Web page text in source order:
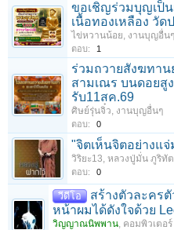
ขอเชิญร่วมบุญเป็น
เนื้อทองเหลือง วัด
ไข่หวานน้อย, งานบุญอื่นๆ
ตอบ: 1
ร่วมถวายสังฆทา
สามเณร บนดอยสู
รับ11สค.69
ศิษย์รุ่นจิ๋ว, งานบุญอื่นๆ
ตอบ: 0
"จิตเห็นจิตอย่างแ
วิริยะ13, หลวงปู่มั่น ภูริทั
ตอบ: 0
วีดีโอ
สร้างตัวละครตั
หน้าผมได้ดังใจด้วย
วิญญาณนิพพาน, คอมพิวเตอร์